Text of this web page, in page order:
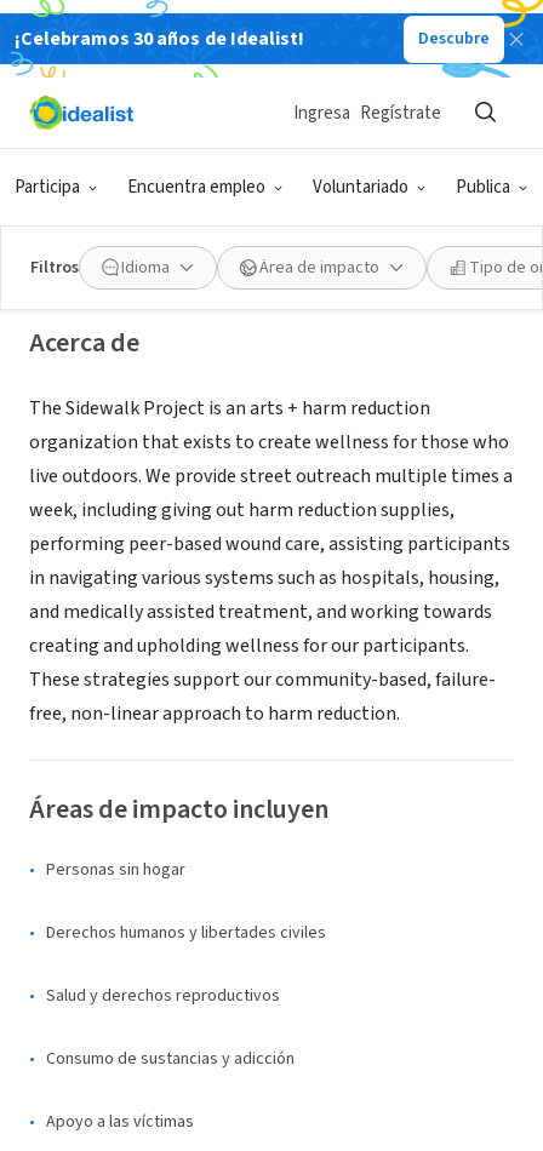
¡Celebramos 30 años de Idealist! Descubre
Participa Encuentra empleo Voluntariado Publica
Ingresa Regístrate
Filtros Idioma Área de impacto Tipo de
The Sidewalk Project
Los Angeles, CA www.thesidewalkproject.org
Acerca de
The Sidewalk Project is an arts + harm reduction
organization that exists to create wellness for those who
live outdoors. We provide street outreach multiple times a
week, including giving out harm reduction supplies,
performing peer-based wound care, assisting participants
in navigating various systems such as hospitals, housing,
and medically assisted treatment, and working towards
creating and upholding wellness for our participants.
These strategies support our community-based, failure-
free, non-linear approach to harm reduction.
Áreas de impacto incluyen
Personas sin hogar
Derechos humanos y libertades civiles
Salud y derechos reproductivos
Consumo de sustancias y adicción
Apoyo a las víctimas